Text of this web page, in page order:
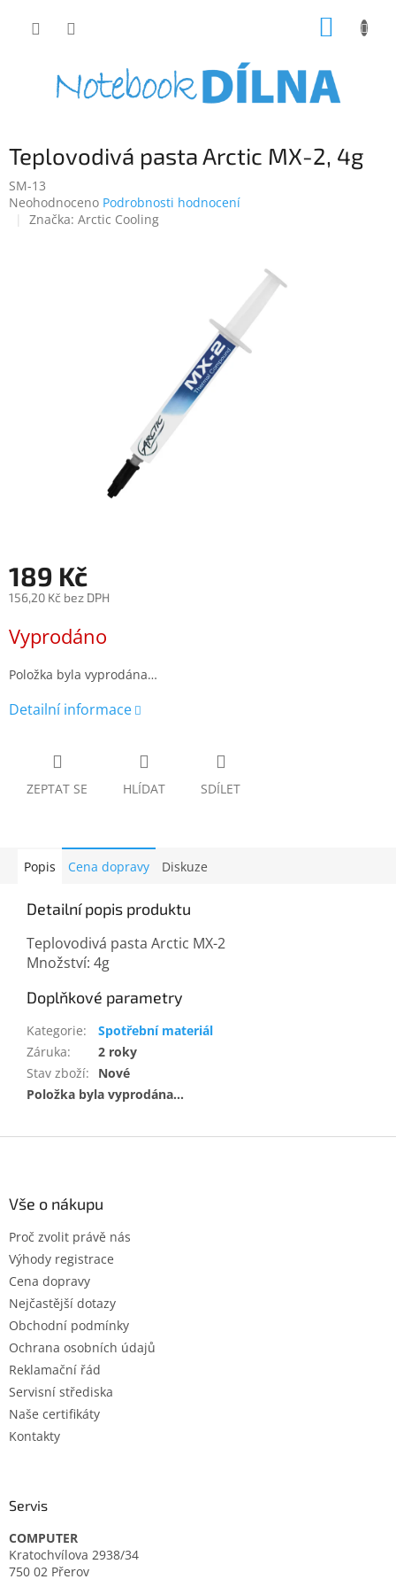
Teplovodivá pasta Arctic MX-2, 4g
SM-13
Průměrné
hodnocení
Neohodnoceno Podrobnosti hodnocení
Značka: Arctic Cooling
189 Kč
156,20 Kč bez DPH
cena:
Vyprodáno
Položka byla vyprodána…
Detailní informace
ZEPTAT SE HLÍDAT SDÍLET
Popis Cena dopravy Diskuze
Detailní popis produktu
Teplovodivá pasta Arctic MX-2
Množství: 4g
Doplňkové parametry
Kategorie:
Spotřební materiál
Záruka:
2 roky
Stav zboží:
Nové
Položka byla vyprodána…
Vše o nákupu
Proč zvolit právě nás
Výhody registrace
Cena dopravy
Nejčastější dotazy
Obchodní podmínky
Ochrana osobních údajů
Reklamační řád
Servisní střediska
Naše certifikáty
Kontakty
Servis
COMPUTER
Kratochvílova 2938/34
750 02 Přerov